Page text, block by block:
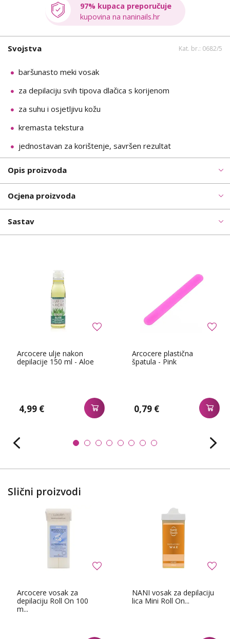
97% kupaca preporučuje
kupovina na naninails.hr
Svojstva Kat. br.: 0682/5
baršunasto meki vosak
za depilaciju svih tipova dlačica s korijenom
za suhu i osjetljivu kožu
kremasta tekstura
jednostavan za korištenje, savršen rezultat
Opis proizvoda
Ocjena proizvoda
Sastav
Arcocere ulje nakon
depilacije 150 ml - Aloe
4,99 €
Arcocere plastična
špatula - Pink
0,79 €
Slični proizvodi
Arcocere vosak za
depilaciju Roll On 100
m...
NANI vosak za depilaciju
lica Mini Roll On...